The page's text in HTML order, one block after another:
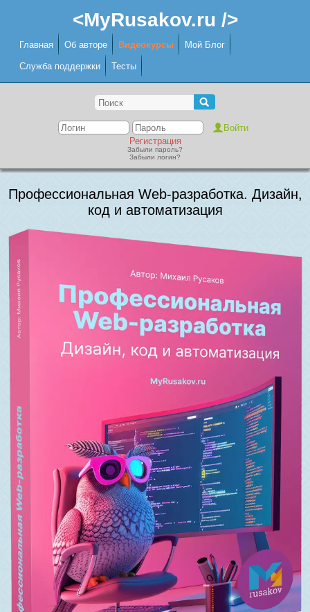
<MyRusakov.ru />
Главная Об авторе Видеокурсы Мой Блог
Служба поддержки Тесты
Регистрация
Забыли пароль?
Забыли логин?
Профессиональная Web-разработка. Дизайн,
код и автоматизация